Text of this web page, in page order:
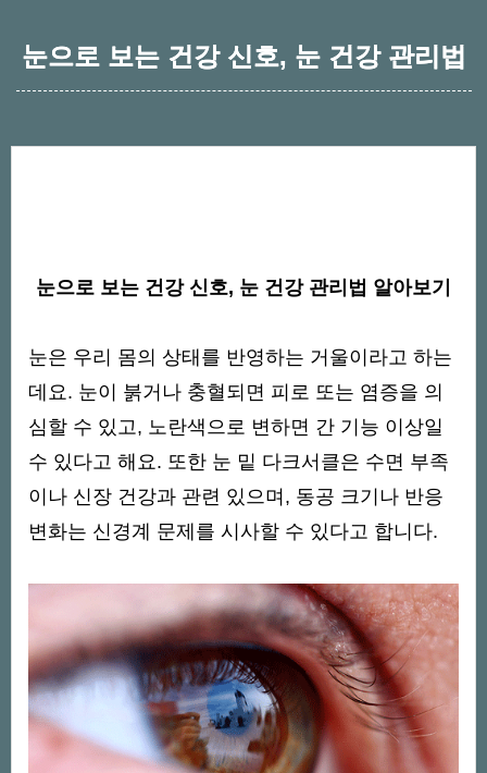
눈으로 보는 건강 신호, 눈 건강 관리법
눈으로 보는 건강 신호, 눈 건강 관리법 알아보기
눈은 우리 몸의 상태를 반영하는 거울이라고 하는
데요. 눈이 붉거나 충혈되면 피로 또는 염증을 의
심할 수 있고, 노란색으로 변하면 간 기능 이상일
수 있다고 해요. 또한 눈 밑 다크서클은 수면 부족
이나 신장 건강과 관련 있으며, 동공 크기나 반응
변화는 신경계 문제를 시사할 수 있다고 합니다.